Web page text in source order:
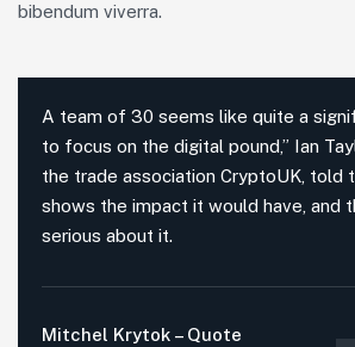
bibendum viverra.
A team of 30 seems like quite a
to focus on the digital pound,” Ian
the trade association CryptoUK, told
shows the impact it would have, and
serious about it.
Mitchel Krytok – Quote